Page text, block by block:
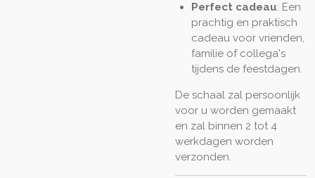
Perfect cadeau: Een
prachtig en praktisch
cadeau voor vrienden,
familie of collega's
tijdens de feestdagen.
De schaal zal persoonlijk
voor u worden gemaakt
en zal binnen 2 tot 4
werkdagen worden
verzonden.